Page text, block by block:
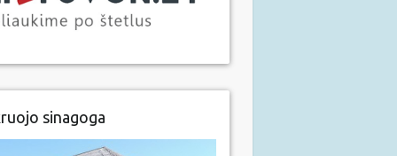
sinagoga